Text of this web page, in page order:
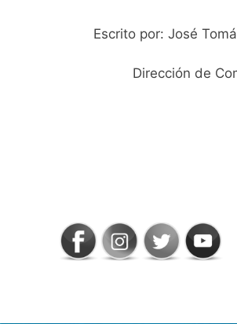
Escrito por: José
Dirección de